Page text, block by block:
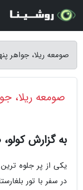
صومعه ریلا، جواهر
صومعه ریلا،
به گزارش
یکی از پر جلوه
در سفر با تور